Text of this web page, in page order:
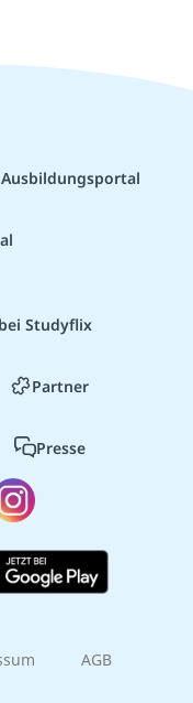
Studyflix
Partner
Presse
AGB